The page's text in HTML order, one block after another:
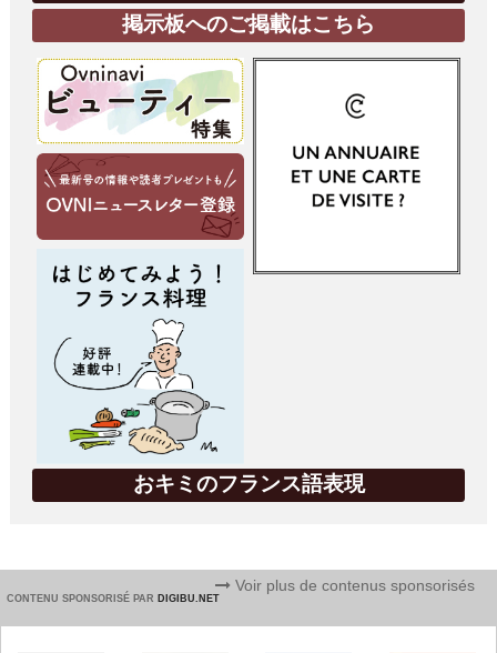
掲示板へのご掲載はこちら
おキミのフランス語表現
CONTENU SPONSORISÉ PAR DIGIBU.NET
Voir plus de contenus sponsorisés